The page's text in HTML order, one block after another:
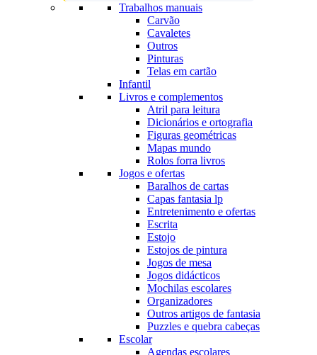
Trabalhos manuais
Carvão
Cavaletes
Outros
Pinturas
Telas em cartão
Infantil
Livros e complementos
Atril para leitura
Dicionários e ortografia
Figuras geométricas
Mapas mundo
Rolos forra livros
Jogos e ofertas
Baralhos de cartas
Capas fantasia lp
Entretenimento e ofertas
Escrita
Estojo
Estojos de pintura
Jogos de mesa
Jogos didácticos
Mochilas escolares
Organizadores
Outros artigos de fantasia
Puzzles e quebra cabeças
Escolar
Agendas escolares